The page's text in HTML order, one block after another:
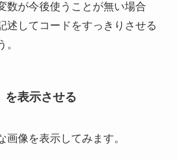
数が今後使うことが無い場合
述してコードをすっきりさせる
を表示させる
画像を表示してみます。